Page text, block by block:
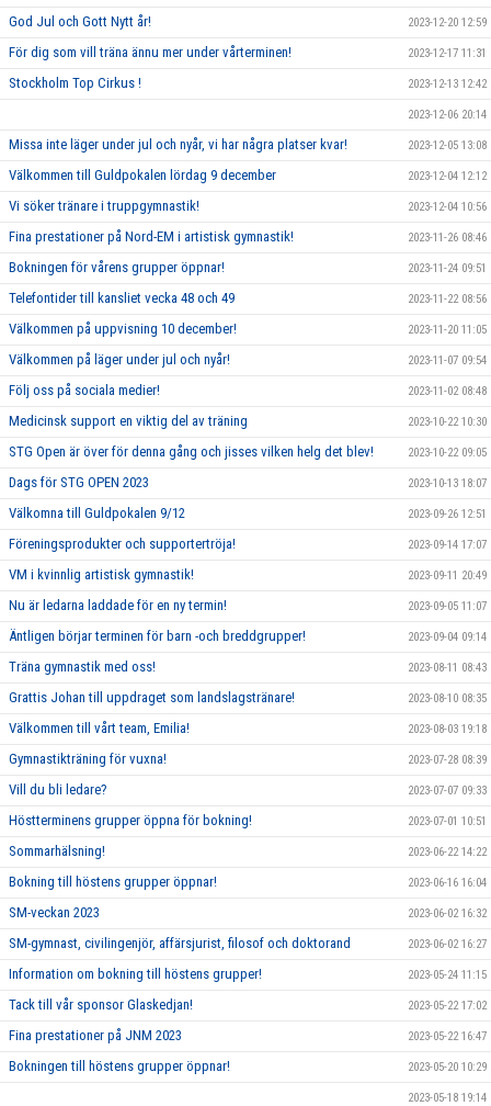
God Jul och Gott Nytt år! 2023-12-20 12:59
För dig som vill träna ännu mer under vårterminen! 2023-12-17 11:31
Stockholm Top Cirkus ! 2023-12-13 12:42
2023-12-06 20:14
Missa inte läger under jul och nyår, vi har några platser kvar! 2023-12-05 13:08
Välkommen till Guldpokalen lördag 9 december 2023-12-04 12:12
Vi söker tränare i truppgymnastik! 2023-12-04 10:56
Fina prestationer på Nord-EM i artistisk gymnastik! 2023-11-26 08:46
Bokningen för vårens grupper öppnar! 2023-11-24 09:51
Telefontider till kansliet vecka 48 och 49 2023-11-22 08:56
Välkommen på uppvisning 10 december! 2023-11-20 11:05
Välkommen på läger under jul och nyår! 2023-11-07 09:54
Följ oss på sociala medier! 2023-11-02 08:48
Medicinsk support en viktig del av träning 2023-10-22 10:30
STG Open är över för denna gång och jisses vilken helg det blev! 2023-10-22 09:05
Dags för STG OPEN 2023 2023-10-13 18:07
Välkomna till Guldpokalen 9/12 2023-09-26 12:51
Föreningsprodukter och supportertröja! 2023-09-14 17:07
VM i kvinnlig artistisk gymnastik! 2023-09-11 20:49
Nu är ledarna laddade för en ny termin! 2023-09-05 11:07
Äntligen börjar terminen för barn -och breddgrupper! 2023-09-04 09:14
Träna gymnastik med oss! 2023-08-11 08:43
Grattis Johan till uppdraget som landslagstränare! 2023-08-10 08:35
Välkommen till vårt team, Emilia! 2023-08-03 19:18
Gymnastikträning för vuxna! 2023-07-28 08:39
Vill du bli ledare? 2023-07-07 09:33
Höstterminens grupper öppna för bokning! 2023-07-01 10:51
Sommarhälsning! 2023-06-22 14:22
Bokning till höstens grupper öppnar! 2023-06-16 16:04
SM-veckan 2023 2023-06-02 16:32
SM-gymnast, civilingenjör, affärsjurist, filosof och doktorand 2023-06-02 16:27
Information om bokning till höstens grupper! 2023-05-24 11:15
Tack till vår sponsor Glaskedjan! 2023-05-22 17:02
Fina prestationer på JNM 2023 2023-05-22 16:47
Bokningen till höstens grupper öppnar! 2023-05-20 10:29
2023-05-18 19:14